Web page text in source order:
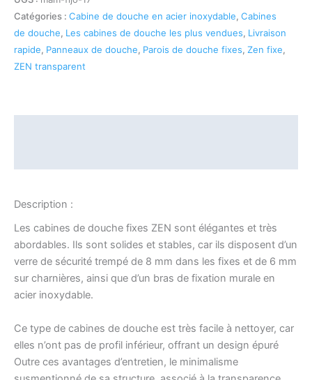
Catégories : Cabine de douche en acier inoxydable, Cabines
de douche, Les cabines de douche les plus vendues, Livraison
rapide, Panneaux de douche, Parois de douche fixes, Zen fixe,
ZEN transparent
Description :
Les cabines de douche fixes ZEN sont élégantes et très
abordables. Ils sont solides et stables, car ils disposent d’un
verre de sécurité trempé de 8 mm dans les fixes et de 6 mm
sur charnières, ainsi que d’un bras de fixation murale en
acier inoxydable.
Ce type de cabines de douche est très facile à nettoyer, car
elles n’ont pas de profil inférieur, offrant un design épuré
Outre ces avantages d’entretien, le minimalisme